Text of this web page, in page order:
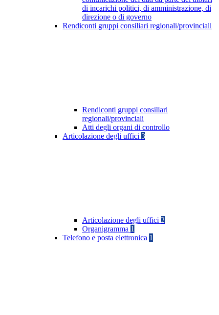
di incarichi politici, di amministrazione, di
direzione o di governo
Rendiconti gruppi consiliari regionali/provinciali
Rendiconti gruppi consiliari
regionali/provinciali
Atti degli organi di controllo
Articolazione degli uffici 3
Articolazione degli uffici 2
Organigramma 1
Telefono e posta elettronica 1